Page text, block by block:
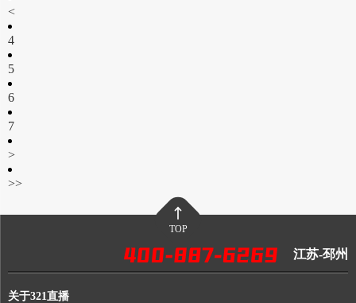
<
4
5
6
7
>
>>
TOP
江苏-邳州
关于321直播